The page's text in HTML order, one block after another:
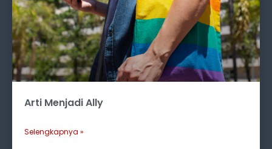
Arti Menjadi Ally
Selengkapnya »